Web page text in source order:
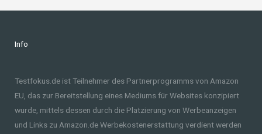
Info
Testfokus.de ist Teilnehmer des Partnerprogramms von Amazon
EU, das zur Bereitstellung eines Mediums für Websites konzipiert
wurde, mittels dessen durch die Platzierung von Werbeanzeigen
und Links zu Amazon.de Werbekostenerstattung verdient werden